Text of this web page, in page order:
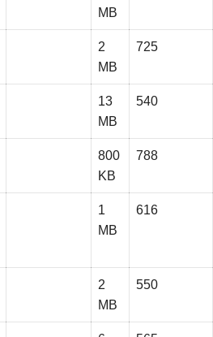
MB
2
MB
725
13
MB
540
800
KB
788
1
MB
616
2
MB
550